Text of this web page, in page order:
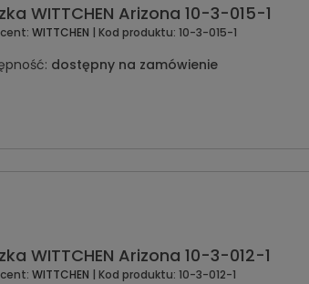
WITTCHEN Arizona 10-3-015-1
WITTCHEN | Kod produktu: 10-3-015-1
dostępny na zamówienie
WITTCHEN Arizona 10-3-012-1
WITTCHEN | Kod produktu: 10-3-012-1